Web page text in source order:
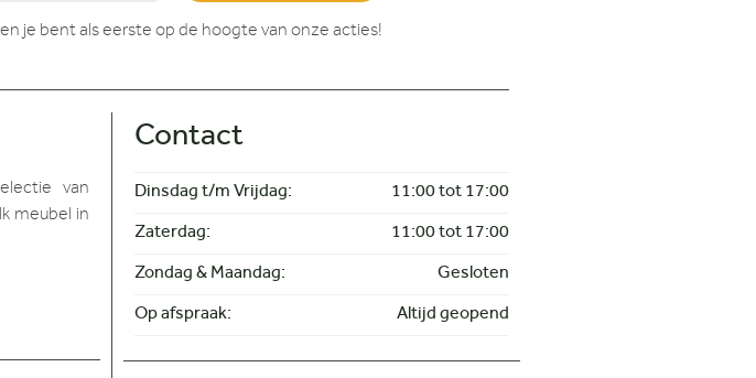
je bent als eerste op de hoogte van onze acties!
van
meubel in
Contact
Dinsdag t/m Vrijdag: 11:00 tot 17:00
Zaterdag: 11:00 tot 17:00
Zondag & Maandag: Gesloten
Op afspraak: Altijd geopend